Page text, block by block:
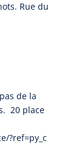
Rue du
de la
20 place
?ref=py_c